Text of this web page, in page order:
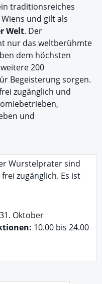
traditionsreiches
und gilt als
Welt. Der
nur das weltberühmte
dem höchsten
200
Begeisterung sorgen.
zugänglich und
und
Wurstelprater sind
zugänglich. Es ist
Oktober
10.00 bis 24.00